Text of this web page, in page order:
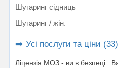
Шугаринг сідниць
Шугаринг / жін.
➡️ Усі послуги та ціни (33)
Ліцензія МОЗ - ви в безпеці.